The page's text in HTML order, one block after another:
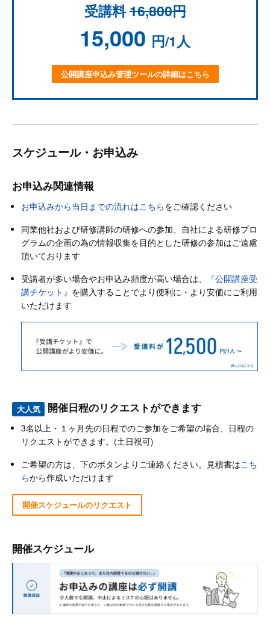
受講料16,800円
15,000 円/1人
公開講座申込み管理ツールの詳細はこちら
スケジュール・お申込み
お申込み関連情報
お申込みから当日までの流れはこちらをご確認ください
同業他社および研修講師の研修への参加、自社による研修プロ
グラムの企画の為の情報収集を目的とした研修の参加はご遠慮
頂いております
受講者が多い場合やお申込み頻度が高い場合は、
『公開講座受
講チケット』 を購入することでより便利に・より安価にご利用
いただけます
大人気 開催日程のリクエストができます
3名以上・１ヶ月先の日程でのご参加をご希望の場合、日程の
リクエストができます。(土日祝可)
ご希望の方は、下のボタンよりご連絡ください。見積書はこち
らから作成いただけます
開催スケジュールのリクエスト
開催スケジュール